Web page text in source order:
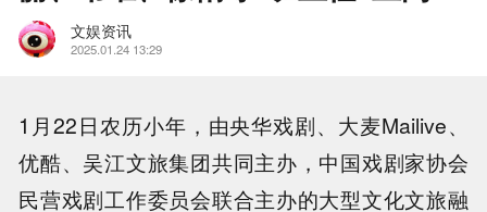
文娱资讯
2025.01.24 13:29
1月22日农历小年，由央华戏剧、大麦Mailive、
优酷、吴江文旅集团共同主办，中国戏剧家协会
民营戏剧工作委员会联合主办的大型文化文旅融